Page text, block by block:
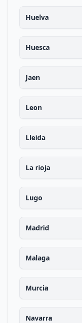
Huelva
Huesca
Jaen
Leon
Lleida
La rioja
Lugo
Madrid
Malaga
Murcia
Navarra